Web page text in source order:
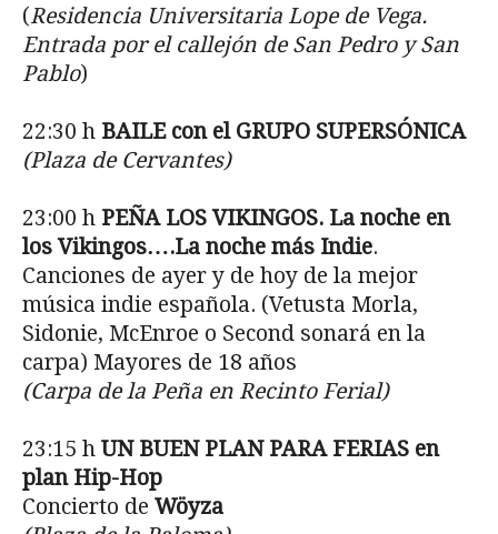
(Residencia Universitaria Lope de Vega.
Entrada por el callejón de San Pedro y San
Pablo)
22:30 h BAILE con el GRUPO SUPERSÓNICA
(Plaza de Cervantes)
23:00 h PEÑA LOS VIKINGOS. La noche en
los Vikingos….La noche más Indie.
Canciones de ayer y de hoy de la mejor
música indie española. (Vetusta Morla,
Sidonie, McEnroe o Second sonará en la
carpa) Mayores de 18 años
(Carpa de la Peña en Recinto Ferial)
23:15 h UN BUEN PLAN PARA FERIAS en
plan Hip-Hop
Concierto de Wöyza